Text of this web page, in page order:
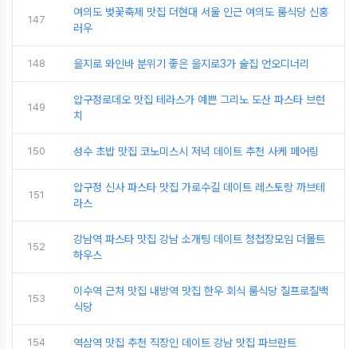
147
여의도 벚꽃축제 맛집 더현대 서울 인근 여의도 룸식당 신홍
러우
148 을지로 와인바 분위기 좋은 을지로3가 술집 언오디너리
149
압구정로데오 맛집 테라스가 예쁜 그리노 도산 파스타 브런
치
150 성수 초밥 맛집 코노미스시 저녁 데이트 추천 사케 페어링
151
압구정 신사 파스타 맛집 가로수길 데이트 레스토랑 까브테
라스
152
강남역 파스타 맛집 강남 소개팅 데이트 청첩장모임 더몰트
하우스
153
이수역 근처 맛집 내방역 맛집 한우 회식 룸식당 칠프로칠백
식당
154 역삼역 맛집 추천 직장인 데이트 강남 맛집 파브란트